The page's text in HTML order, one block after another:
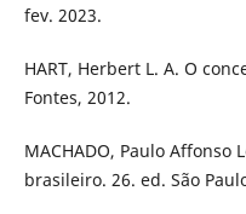
fev. 2023.
HART, Herbert L. A. O
Fontes, 2012.
MACHADO, Paulo Affonso
brasileiro. 26. ed. São